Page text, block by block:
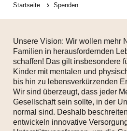
Startseite Spenden
Unsere Vision: Wir wollen mehr
Familien in herausfordernden
schaffen! Das gilt insbesondere
Kinder mit mentalen und
bis hin zu lebensverkürzenden
Wir sind überzeugt, dass jeder
Gesellschaft sein sollte, in der
normal sind. Deshalb
entwickeln innovative